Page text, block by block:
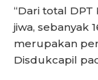
“Dari total DPT
jiwa, sebanyak
merupakan
Disdukcapil